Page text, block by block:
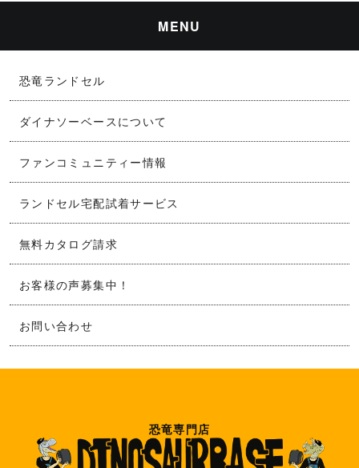
MENU
恐竜ランドセル
ダイナソーベースについて
ファンコミュニティー情報
ランドセル宅配試着サービス
無料カタログ請求
お客様の声募集中！
お問い合わせ
恐竜専門店